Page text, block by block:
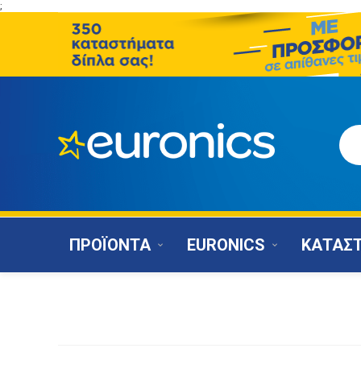
;
ΠΡΟΪΟΝΤΑ EURONICS